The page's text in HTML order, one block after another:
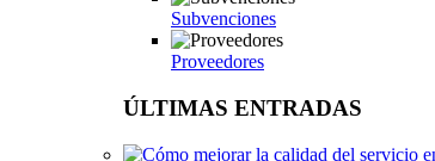
Subvenciones
Proveedores
ÚLTIMAS ENTRADAS